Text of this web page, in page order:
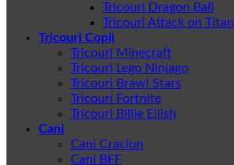
Tricouri Dragon Ball
Tricouri Attack on Titan
Tricouri Copii
Tricouri Minecraft
Tricouri Lego Ninjago
Tricouri Brawl Stars
Tricouri Fortnite
Tricouri Billie Eilish
Cani
Cani Craciun
Cani BFF